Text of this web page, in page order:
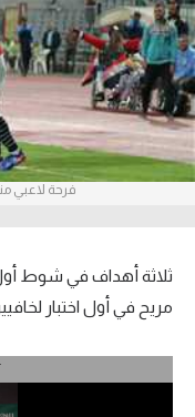
آراء حرة
ركن الألعاب
بطولات
الدوري المصري
الدوري الإسباني
الدوري الإيطالي
فرحة لاعبي
ثلاثة أهداف في شوط أول
مريح في أول اختبار